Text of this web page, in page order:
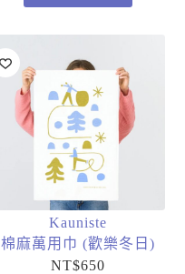
Kauniste
棉麻萬用巾 (歡樂冬日)
NT$650